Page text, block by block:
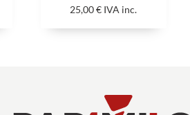
25,00€ IVA inc.